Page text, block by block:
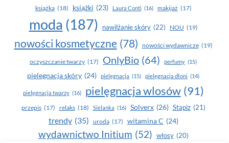
książka (18) książki (23) Laura Conti (16) makijaż (17)
moda (187) nawilżanie skóry (22) NOU (19)
nowości kosmetyczne (78) nowości wydawnicze (19)
oczyszczanie twarzy (17) OnlyBio (64) perfumy (15)
pielegnacja skóry (24) pielęgnacja (15) pielęgnacja dłoni (14)
pielęgnacja twarzy (16) pielęgnacja wlosów (91)
przepis (17) relaks (18) Sielanka (16) Solverx (26) Stapiz (21)
trendy (35) uroda (17) witamina C (24)
wydawnictwo Initium (52) włosy (20)